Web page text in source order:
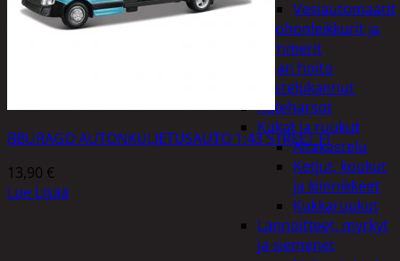
Vesiautomaatit
Ruohonleikkurit ja
trimmerit
Puutarhan hoito
Kastelukannut
Kateharsot
Kukat ja ruukut
Altakastelu
Ketjut, koukut
ja kiinnikkeet
Kukkaruukut
Lannoitteet, myrkyt
ja siemenet
BBURAGO AUTONKULJETUSAUTO 1:43 STREET FI
13,90 €
Lue Lisää